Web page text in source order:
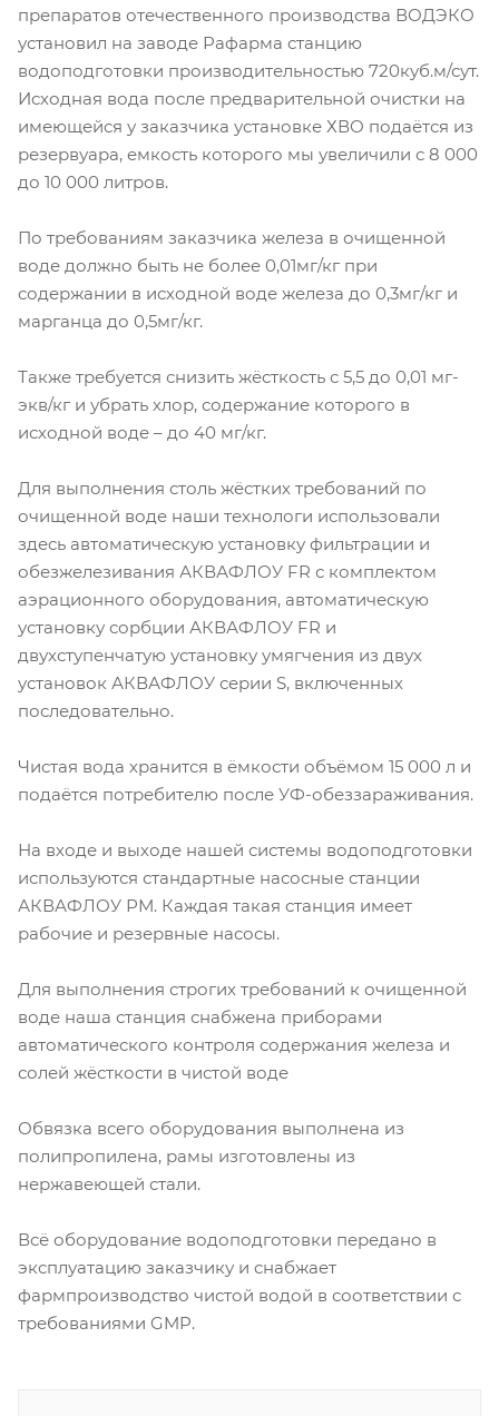
препаратов отечественного производства ВОДЭКО
установил на заводе Рафарма станцию
водоподготовки производительностью 720куб.м/сут.
Исходная вода после предварительной очистки на
имеющейся у заказчика установке ХВО подаётся из
резервуара, емкость которого мы увеличили с 8 000
до 10 000 литров.
По требованиям заказчика железа в очищенной
воде должно быть не более 0,01мг/кг при
содержании в исходной воде железа до 0,3мг/кг и
марганца до 0,5мг/кг.
Также требуется снизить жёсткость с 5,5 до 0,01 мг-
экв/кг и убрать хлор, содержание которого в
исходной воде – до 40 мг/кг.
Для выполнения столь жёстких требований по
очищенной воде наши технологи использовали
здесь автоматическую установку фильтрации и
обезжелезивания АКВАФЛОУ FR с комплектом
аэрационного оборудования, автоматическую
установку сорбции АКВАФЛОУ FR и
двухступенчатую установку умягчения из двух
установок АКВАФЛОУ серии S, включенных
последовательно.
Чистая вода хранится в ёмкости объёмом 15 000 л и
подаётся потребителю после УФ-обеззараживания.
На входе и выходе нашей системы водоподготовки
используются стандартные насосные станции
АКВАФЛОУ РМ. Каждая такая станция имеет
рабочие и резервные насосы.
Для выполнения строгих требований к очищенной
воде наша станция снабжена приборами
автоматического контроля содержания железа и
солей жёсткости в чистой воде
Обвязка всего оборудования выполнена из
полипропилена, рамы изготовлены из
нержавеющей стали.
Всё оборудование водоподготовки передано в
эксплуатацию заказчику и снабжает
фармпроизводство чистой водой в соответствии с
требованиями GMP.